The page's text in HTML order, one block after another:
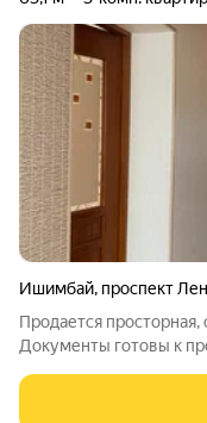
Ишимбай, проспект
Продается просторная,
Документы готовы к